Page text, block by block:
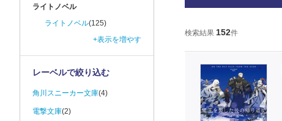
検索結果 152件
ライトノベル
ライトノベル(125)
+表示を増やす
レーベルで絞り込む
角川スニーカー文庫(4)
電撃文庫(2)